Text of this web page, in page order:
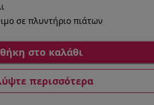
σε πλυντήριο πιάτων
στο καλάθι
περισσότερα